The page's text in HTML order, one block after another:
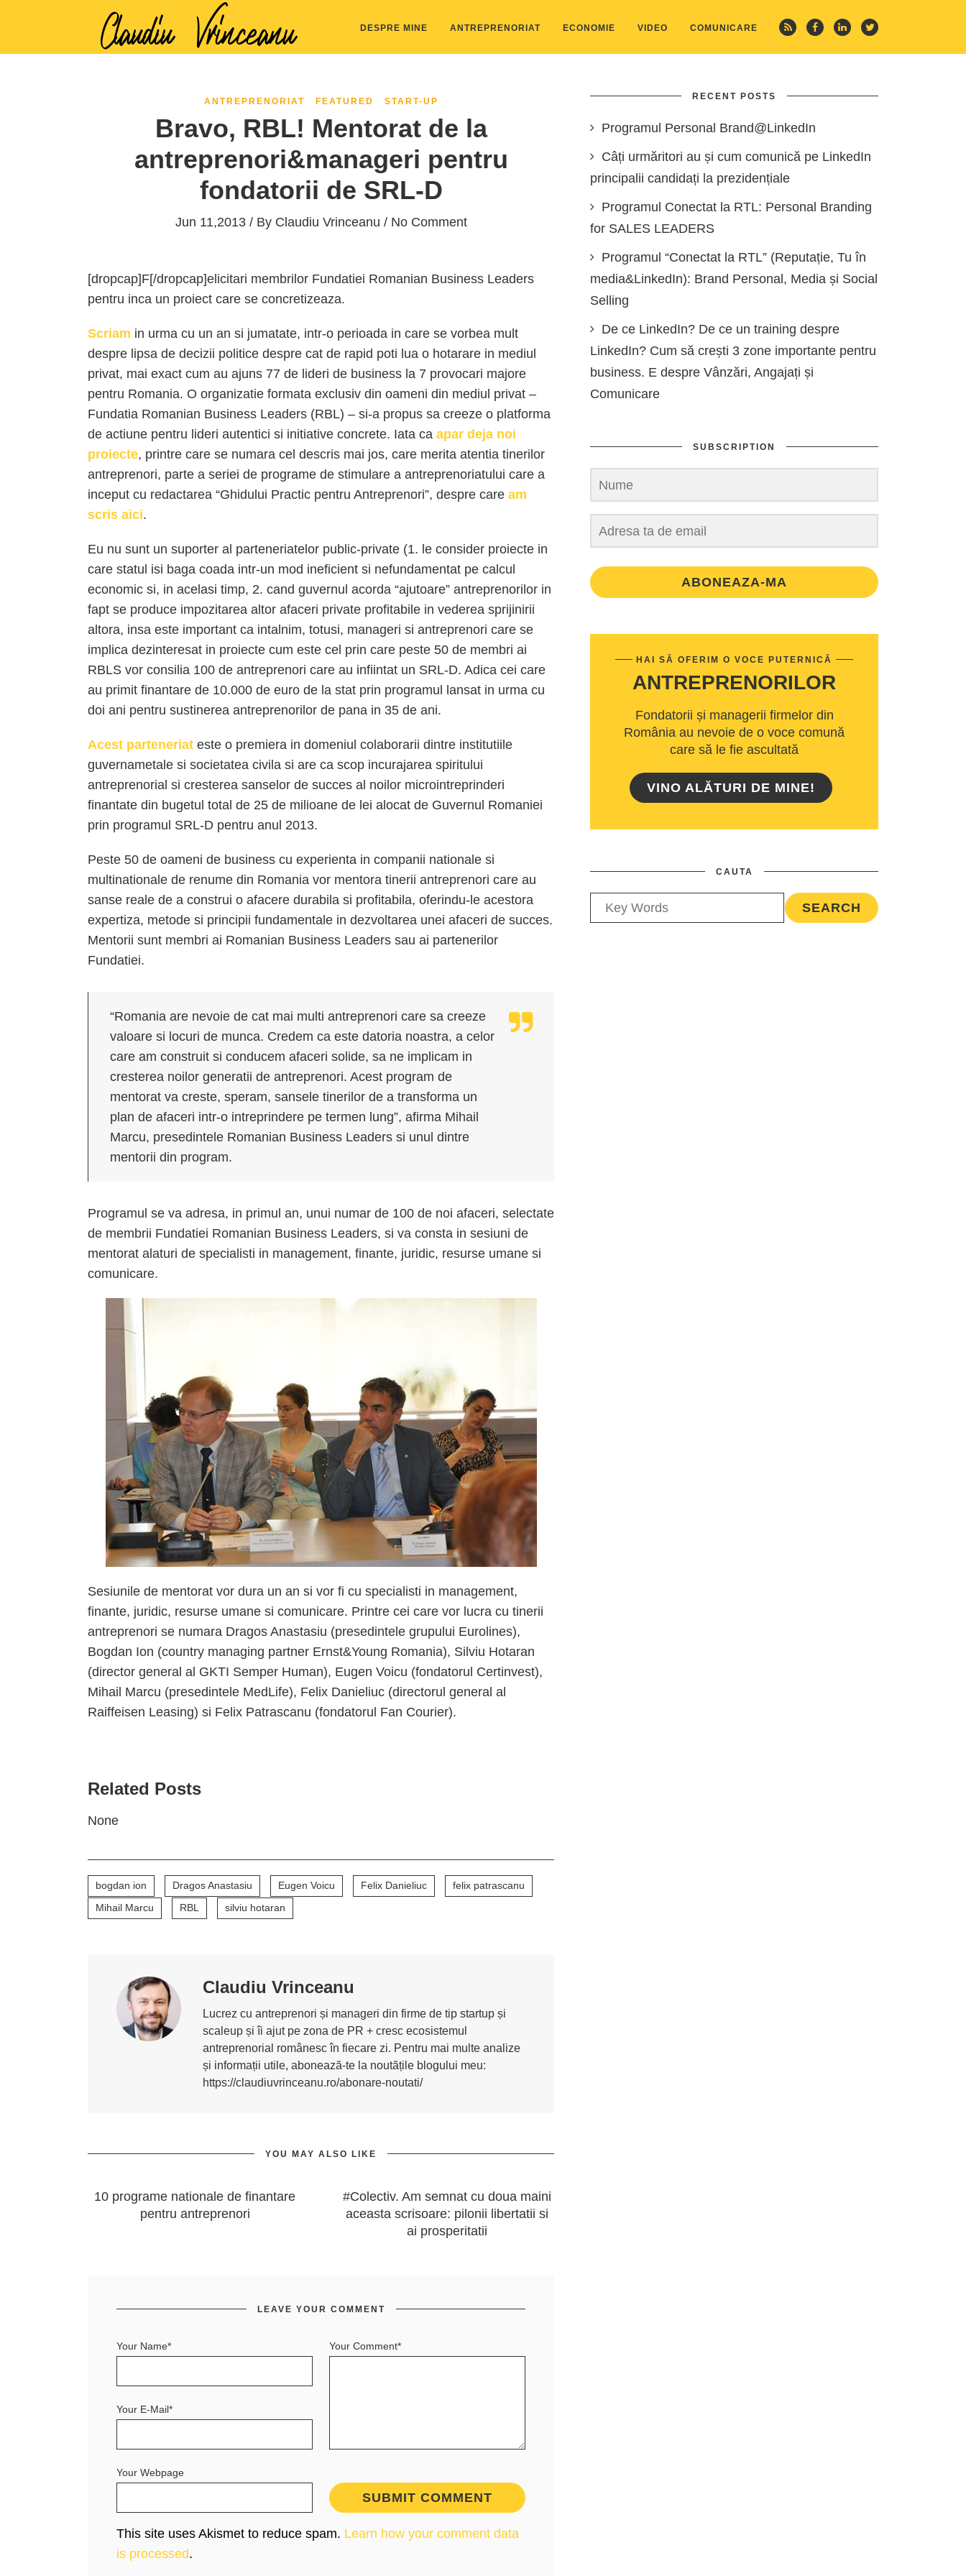
DESPRE MINE ANTREPRENORIAT ECONOMIE VIDEO COMUNICARE
ANTREPRENORIAT FEATURED START-UP
Bravo, RBL! Mentorat de la
antreprenori&manageri pentru
fondatorii de SRL-D
Jun 11,2013 / By Claudiu Vrinceanu / No Comment
[dropcap]F[/dropcap]elicitari membrilor Fundatiei Romanian Business Leaders
pentru inca un proiect care se concretizeaza.
Scriam in urma cu un an si jumatate, intr-o perioada in care se vorbea mult
despre lipsa de decizii politice despre cat de rapid poti lua o hotarare in mediul
privat, mai exact cum au ajuns 77 de lideri de business la 7 provocari majore
pentru Romania. O organizatie formata exclusiv din oameni din mediul privat –
Fundatia Romanian Business Leaders (RBL) – si-a propus sa creeze o platforma
de actiune pentru lideri autentici si initiative concrete. Iata ca apar deja noi
proiecte, printre care se numara cel descris mai jos, care merita atentia tinerilor
antreprenori, parte a seriei de programe de stimulare a antreprenoriatului care a
inceput cu redactarea “Ghidului Practic pentru Antreprenori”, despre care am
scris aici.
Eu nu sunt un suporter al parteneriatelor public-private (1. le consider proiecte in
care statul isi baga coada intr-un mod ineficient si nefundamentat pe calcul
economic si, in acelasi timp, 2. cand guvernul acorda “ajutoare” antreprenorilor in
fapt se produce impozitarea altor afaceri private profitabile in vederea sprijinirii
altora, insa este important ca intalnim, totusi, manageri si antreprenori care se
implica dezinteresat in proiecte cum este cel prin care peste 50 de membri ai
RBLS vor consilia 100 de antreprenori care au infiintat un SRL-D. Adica cei care
au primit finantare de 10.000 de euro de la stat prin programul lansat in urma cu
doi ani pentru sustinerea antreprenorilor de pana in 35 de ani.
Acest parteneriat este o premiera in domeniul colaborarii dintre institutiile
guvernametale si societatea civila si are ca scop incurajarea spiritului
antreprenorial si cresterea sanselor de succes al noilor microintreprinderi
finantate din bugetul total de 25 de milioane de lei alocat de Guvernul Romaniei
prin programul SRL-D pentru anul 2013.
Peste 50 de oameni de business cu experienta in companii nationale si
multinationale de renume din Romania vor mentora tinerii antreprenori care au
sanse reale de a construi o afacere durabila si profitabila, oferindu-le acestora
expertiza, metode si principii fundamentale in dezvoltarea unei afaceri de succes.
Mentorii sunt membri ai Romanian Business Leaders sau ai partenerilor
Fundatiei.
“Romania are nevoie de cat mai multi antreprenori care sa creeze
valoare si locuri de munca. Credem ca este datoria noastra, a celor
care am construit si conducem afaceri solide, sa ne implicam in
cresterea noilor generatii de antreprenori. Acest program de
mentorat va creste, speram, sansele tinerilor de a transforma un
plan de afaceri intr-o intreprindere pe termen lung”, afirma Mihail
Marcu, presedintele Romanian Business Leaders si unul dintre
mentorii din program.
Programul se va adresa, in primul an, unui numar de 100 de noi afaceri, selectate
de membrii Fundatiei Romanian Business Leaders, si va consta in sesiuni de
mentorat alaturi de specialisti in management, finante, juridic, resurse umane si
comunicare.
Sesiunile de mentorat vor dura un an si vor fi cu specialisti in management,
finante, juridic, resurse umane si comunicare. Printre cei care vor lucra cu tinerii
antreprenori se numara Dragos Anastasiu (presedintele grupului Eurolines),
Bogdan Ion (country managing partner Ernst&Young Romania), Silviu Hotaran
(director general al GKTI Semper Human), Eugen Voicu (fondatorul Certinvest),
Mihail Marcu (presedintele MedLife), Felix Danieliuc (directorul general al
Raiffeisen Leasing) si Felix Patrascanu (fondatorul Fan Courier).
Related Posts
None
bogdan ion Dragos Anastasiu Eugen Voicu Felix Danieliuc
felix patrascanu
Mihail Marcu
RBL silviu hotaran
Claudiu Vrinceanu
Lucrez cu antreprenori și manageri din firme de tip startup și
scaleup și îi ajut pe zona de PR + cresc ecosistemul
antreprenorial românesc în fiecare zi. Pentru mai multe analize
și informații utile, abonează-te la noutățile blogului meu:
https://claudiuvrinceanu.ro/abonare-noutati/
YOU MAY ALSO LIKE
10 programe nationale de finantare
pentru antreprenori
#Colectiv. Am semnat cu doua maini
aceasta scrisoare: pilonii libertatii si
ai prosperitatii
LEAVE YOUR COMMENT
Your Comment*
Your Name*
Your E-Mail*
Your Webpage
This site uses Akismet to reduce spam. Learn how your comment data
is processed.
RECENT POSTS
Programul Personal Brand@LinkedIn
Câți urmăritori au și cum comunică pe LinkedIn
principalii candidați la prezidențiale
Programul Conectat la RTL: Personal Branding
for SALES LEADERS
Programul “Conectat la RTL” (Reputație, Tu în
media&LinkedIn): Brand Personal, Media și Social
Selling
De ce LinkedIn? De ce un training despre
LinkedIn? Cum să crești 3 zone importante pentru
business. E despre Vânzări, Angajați și
Comunicare
SUBSCRIPTION
ABONEAZA-MA
HAI SĂ OFERIM O VOCE PUTERNICĂ
ANTREPRENORILOR
Fondatorii și managerii firmelor din
România au nevoie de o voce comună
care să le fie ascultată
VINO ALĂTURI DE MINE!
CAUTA